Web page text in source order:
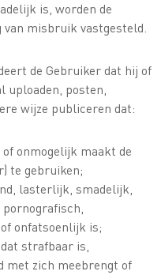
is, worden de
van misbruik vastgesteld.
de Gebruiker dat hij of
uploaden, posten,
wijze publiceren dat:
onmogelijk maakt de
te gebruiken;
lasterlijk, smadelijk,
pornografisch,
onfatsoenlijk is;
strafbaar is,
met zich meebrengt of